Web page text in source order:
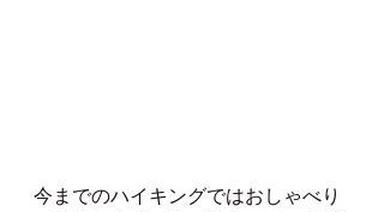
今までのハイキングではおしゃべり